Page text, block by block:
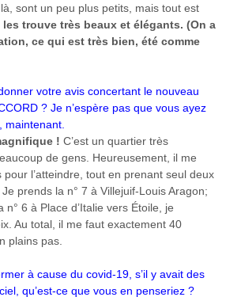
sont un peu plus petits, mais tout est
les trouve très beaux et élégants. (On a
ce qui est très bien, été comme
votre avis concertant le nouveau
? Je n’espère pas que vous ayez
maintenant.
! C’est un quartier très
de gens. Heureusement, il me
l’atteindre, tout en prenant seul deux
prends la n° 7 à Villejuif-Louis Aragon;
n° 6 à Place d’Italie vers Étoile, je
Au total, il me faut exactement 40
plains pas.
à cause du covid-19, s’il y avait des
qu’est-ce que vous en penseriez ?